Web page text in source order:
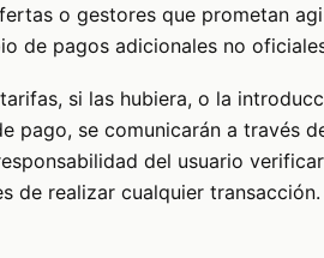
o gestores que prometan
de pagos adicionales no
si las hubiera, o la
pago, se comunicarán a través
del usuario verificar
de realizar cualquier transacción.